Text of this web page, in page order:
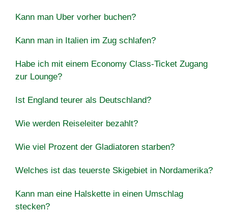
Kann man Uber vorher buchen?
Kann man in Italien im Zug schlafen?
Habe ich mit einem Economy Class-Ticket Zugang
zur Lounge?
Ist England teurer als Deutschland?
Wie werden Reiseleiter bezahlt?
Wie viel Prozent der Gladiatoren starben?
Welches ist das teuerste Skigebiet in Nordamerika?
Kann man eine Halskette in einen Umschlag
stecken?